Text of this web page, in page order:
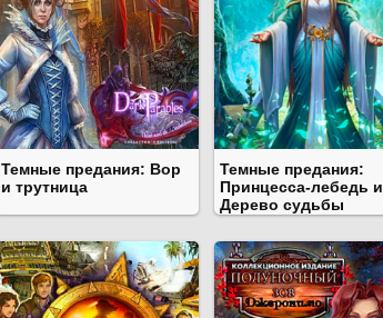
Темные предания: Вор
и трутница
Темные предания:
Принцесса-лебедь и
Дерево судьбы